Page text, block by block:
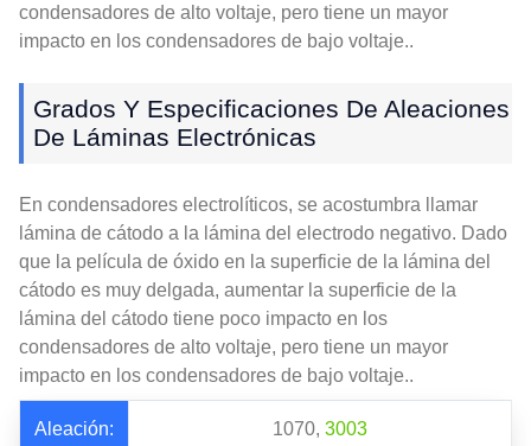
condensadores de alto voltaje, pero tiene un mayor
impacto en los condensadores de bajo voltaje..
Grados Y Especificaciones De Aleaciones
De Láminas Electrónicas
En condensadores electrolíticos, se acostumbra llamar
lámina de cátodo a la lámina del electrodo negativo. Dado
que la película de óxido en la superficie de la lámina del
cátodo es muy delgada, aumentar la superficie de la
lámina del cátodo tiene poco impacto en los
condensadores de alto voltaje, pero tiene un mayor
impacto en los condensadores de bajo voltaje..
Aleación: 1070, 3003